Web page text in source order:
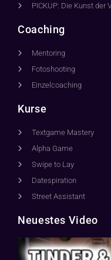
PICKUP: Die Kunst der
Coaching
Mentoring
Fotoshooting
Einzelcoaching
Kurse
Textgame Mastery
Alpha Game
Swipe to Lay
Datespiration
Street Assistant
Neuestes Video